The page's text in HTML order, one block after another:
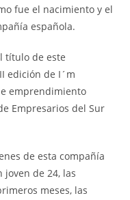
fue el nacimiento y el
española.
título de este
edición de I´m
emprendimiento
Empresarios del Sur
de esta compañía
de 24, las
meses, las